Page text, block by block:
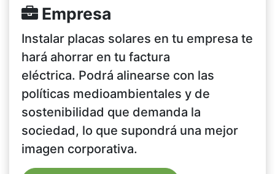
Empresa
Instalar placas solares en tu empresa te
hará ahorrar en tu factura
eléctrica. Podrá alinearse con las
políticas medioambientales y de
sostenibilidad que demanda la
sociedad, lo que supondrá una mejor
imagen corporativa.